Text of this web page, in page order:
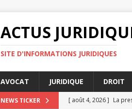
ACTUS
SITE D'INFORMATIONS JURIDIQUES
AVOCAT JURIDIQUE DROIT
NEWS TICKER [ août 4, 2026 ] La